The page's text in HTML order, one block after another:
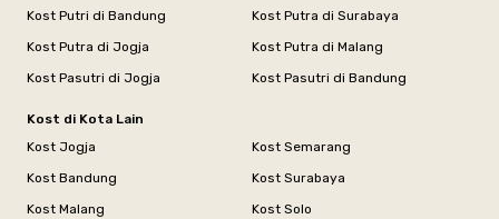
Kost Putri di Bandung
Kost Putra di Surabaya
Kost Putra di Jogja
Kost Putra di Malang
Kost Pasutri di Jogja
Kost Pasutri di Bandung
Kost di Kota Lain
Kost Jogja
Kost Semarang
Kost Bandung
Kost Surabaya
Kost Malang
Kost Solo